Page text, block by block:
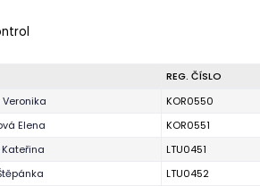
REG. ČÍSLO
KOR0550
Elena KOR0551
LTU0451
LTU0452